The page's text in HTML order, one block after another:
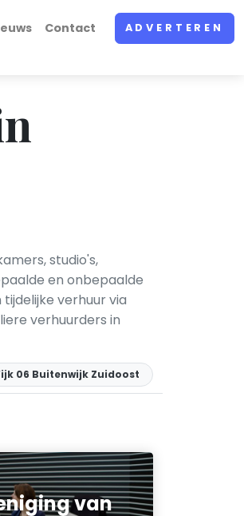
Contact ADVERTEREN
studio's,
en onbepaalde
verhuur via
verhuurders in
06 Buitenwijk Zuidoost
van